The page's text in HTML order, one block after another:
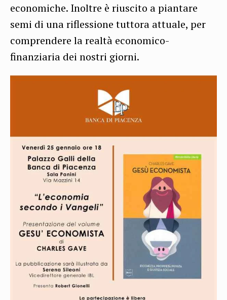
economiche. Inoltre è riuscito a piantare
semi di una riflessione tuttora attuale, per
comprendere la realtà economico-
finanziaria dei nostri giorni.